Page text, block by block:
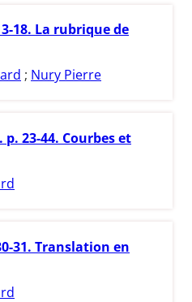
18. La rubrique de
; Nury Pierre
p. 23-44. Courbes et
31. Translation en